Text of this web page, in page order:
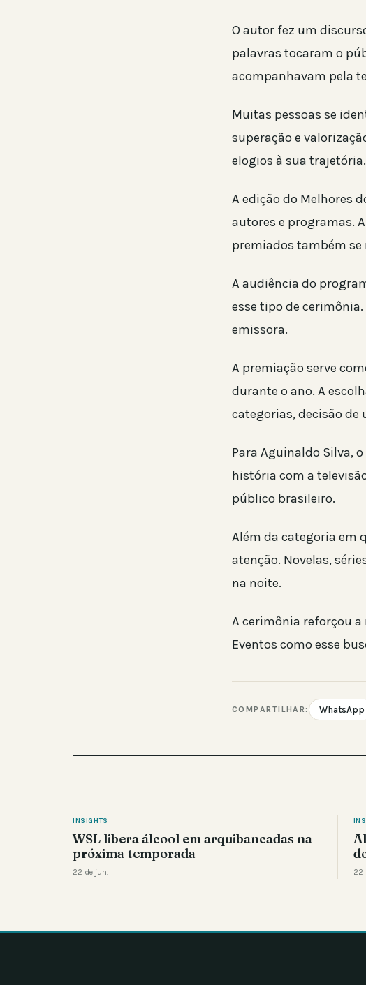
O autor fez um
palavras tocaram o
acompanhavam pela
Muitas pessoas se
superação e
elogios à sua trajetória.
A edição do Melhores
autores e programas.
premiados também
A audiência do
esse tipo de
emissora.
A premiação serve
durante o ano. A
categorias, decisão de
Para Aguinaldo Silva,
história com a
público brasileiro.
Além da categoria em
atenção. Novelas,
na noite.
A cerimônia reforçou
Eventos como esse
COMPARTILHAR: WhatsApp
INSIGHTS
WSL libera álcool em arquibancadas na
próxima temporada
22 de jun. 22